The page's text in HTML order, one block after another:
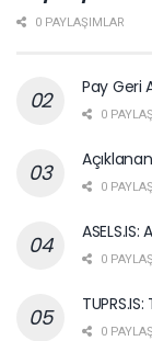
0 PAYLAŞIMLAR
Pay Geri
0
0
0
0